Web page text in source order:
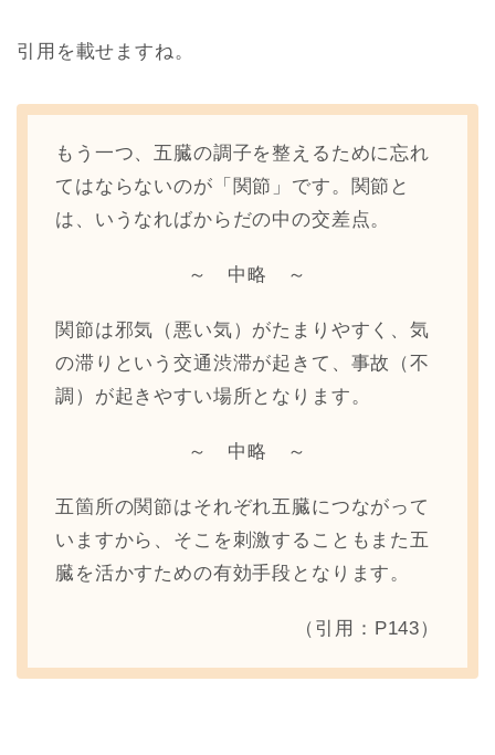
引用を載せますね。
もう一つ、五臓の調子を整えるために忘れ
てはならないのが「関節」です。関節と
は、いうなればからだの中の交差点。
～ 中略 ～
関節は邪気（悪い気）がたまりやすく、気
の滞りという交通渋滞が起きて、事故（不
調）が起きやすい場所となります。
～ 中略 ～
五箇所の関節はそれぞれ五臓につながって
いますから、そこを刺激することもまた五
臓を活かすための有効手段となります。
（引用：P143）